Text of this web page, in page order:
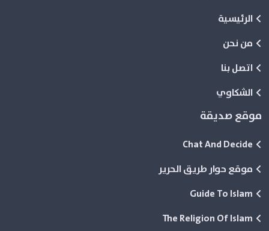
الرئيسية
من نحن
اتصل بنا
الشكاوي
موقع صديقة
Chat And Decide
موقع حوار طريق الحرير
Guide To Islam
The Religion Of Islam